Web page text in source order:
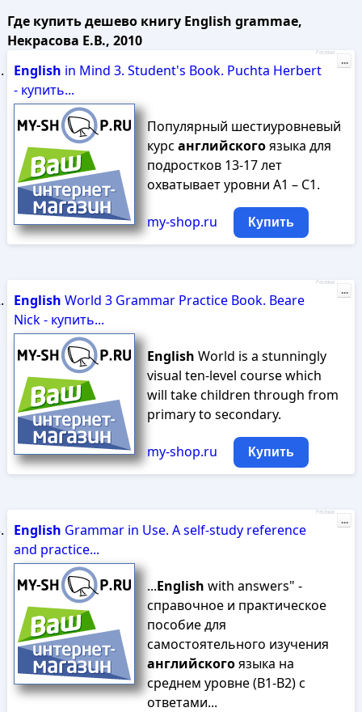
Где купить дешево книгу English grammae,
Некрасова Е.В., 2010
English in Mind 3. Student's Book. Puchta Herbert
- купить...
Популярный шестиуровневый
курс английскогоязыка для
подростков 13-17 лет
охватывает уровни A1 – C1.
my-shop.ru Купить
Реклама
...
English World 3 Grammar Practice Book. Beare
Nick - купить...
English World is a stunningly
visual ten-level course which
will take children through from
primary to secondary.
my-shop.ru Купить
Реклама
...
English Grammar in Use. A self-study reference
and practice...
...English with answers" -
справочное и практическое
пособие для
самостоятельного изучения
английскогоязыка на
среднем уровне (В1-В2) с
ответами...
Реклама
...